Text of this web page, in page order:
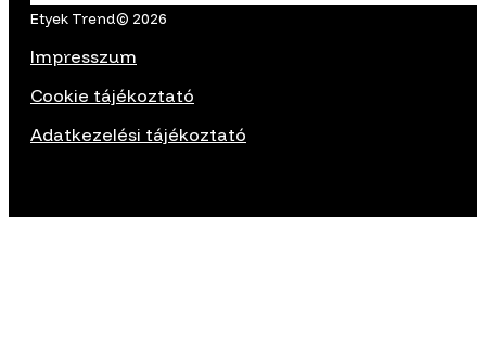
Etyek Trend© 2026
Impresszum
Cookie tájékoztató
Adatkezelési tájékoztató